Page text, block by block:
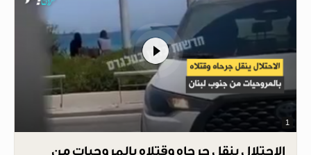
1
الاحتلال ينقل جرحاه وقتلاه بالمروحيات من